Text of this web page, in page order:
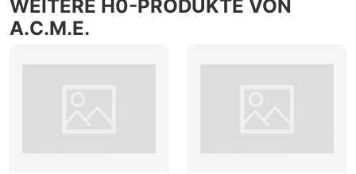
WEITERE H0-PRODUKTE VON
A.C.M.E.